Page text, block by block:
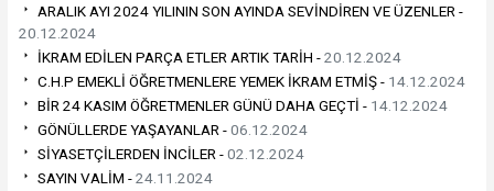
ARALIK AYI 2024 YILININ SON AYINDA SEVİNDİREN VE ÜZENLER -
20.12.2024
İKRAM EDİLEN PARÇA ETLER ARTIK TARİH -20.12.2024
C.H.P EMEKLİ ÖĞRETMENLERE YEMEK İKRAM ETMİŞ - 14.12.2024
BİR 24 KASIM ÖĞRETMENLER GÜNÜ DAHA GEÇTİ - 14.12.2024
GÖNÜLLERDE YAŞAYANLAR -06.12.2024
SİYASETÇİLERDEN İNCİLER -02.12.2024
SAYIN VALİM -24.11.2024